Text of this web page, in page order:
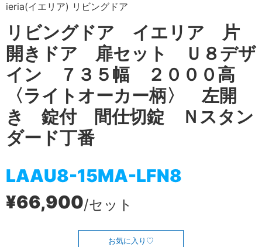
ieria(イエリア) リビングドア
リビングドア イエリア 片
開きドア 扉セット Ｕ８デザ
イン ７３５幅 ２０００高
〈ライトオーカー柄〉 左開
き 錠付 間仕切錠 Ｎスタン
ダード丁番
LAAU8-15MA-LFN8
¥66,900/セット
お気に入り